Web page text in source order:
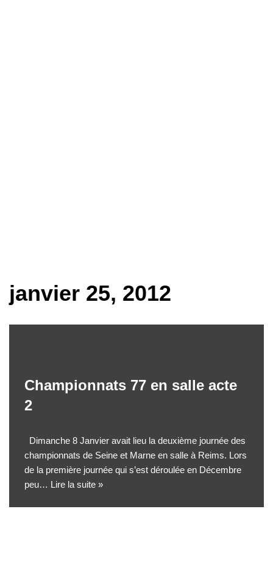
janvier 25, 2012
Championnats 77 en salle acte
2
Dimanche 8 Janvier avait lieu la deuxième journée des
championnats de Seine et Marne en salle à Reims. Lors
de la première journée qui s’est déroulée en Décembre
peu… Lire la suite »